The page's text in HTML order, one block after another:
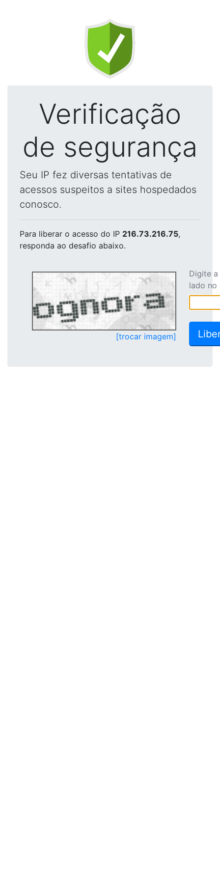
Verificação
de segurança
Seu IP fez diversas tentativas de
acessos suspeitos a sites hospedados
conosco.
Para liberar o acesso do IP 216.73.216.75,
responda ao desafio abaixo.
[trocar imagem]
Digite
lado no